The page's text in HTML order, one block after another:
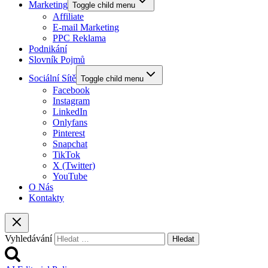
Marketing Toggle child menu
Affiliate
E-mail Marketing
PPC Reklama
Podnikání
Slovník Pojmů
Sociální Sítě Toggle child menu
Facebook
Instagram
LinkedIn
Onlyfans
Pinterest
Snapchat
TikTok
X (Twitter)
YouTube
O Nás
Kontakty
Vyhledávání